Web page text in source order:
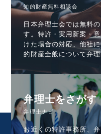
知的財産無料相談会
日本弁理士会では無料
す。特許・実用新案・
けた場合の対応、他社
的財産全般について弁
弁理士をさがす
弁理士ナビ
お近くの特許事務所、